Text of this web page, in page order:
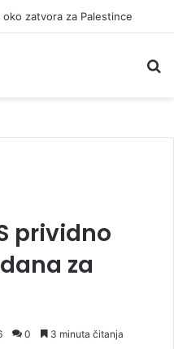
miliona KM?
prividno
za
0 3 minuta čitanja